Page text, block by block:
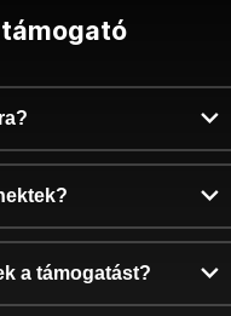
a támogatást?